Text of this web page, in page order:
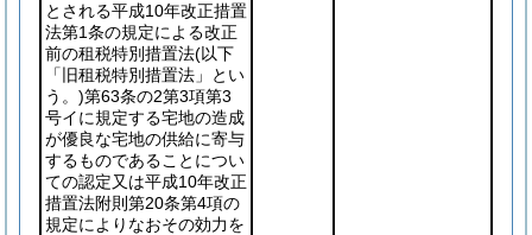
とされる平成10年改正措置
法第1条の規定による改正
前の租税特別措置法(以下
「旧租税特別措置法」とい
う。)第63条の2第3項第3
号イに規定する宅地の造成
が優良な宅地の供給に寄与
するものであることについ
ての認定又は平成10年改正
措置法附則第20条第4項の
規定によりなおその効力を